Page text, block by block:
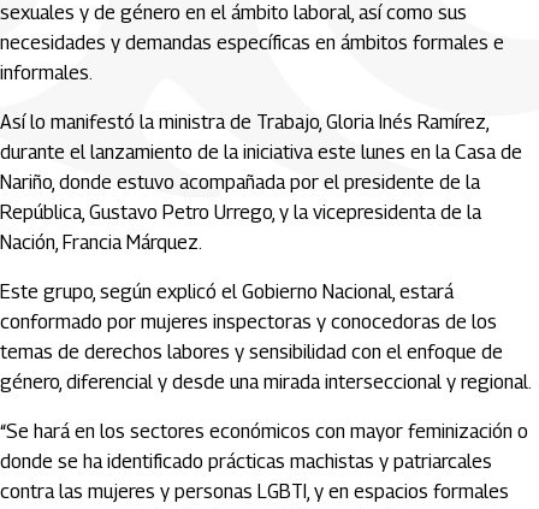
sexuales y de género en el ámbito laboral, así como sus
necesidades y demandas específicas en ámbitos formales e
informales.
Así lo manifestó la ministra de Trabajo, Gloria Inés Ramírez,
durante el lanzamiento de la iniciativa este lunes en la Casa de
Nariño, donde estuvo acompañada por el presidente de la
República, Gustavo Petro Urrego, y la vicepresidenta de la
Nación, Francia Márquez.
Este grupo, según explicó el Gobierno Nacional, estará
conformado por mujeres inspectoras y conocedoras de los
temas de derechos labores y sensibilidad con el enfoque de
género, diferencial y desde una mirada interseccional y regional.
“Se hará en los sectores económicos con mayor feminización o
donde se ha identificado prácticas machistas y patriarcales
contra las mujeres y personas LGBTI, y en espacios formales